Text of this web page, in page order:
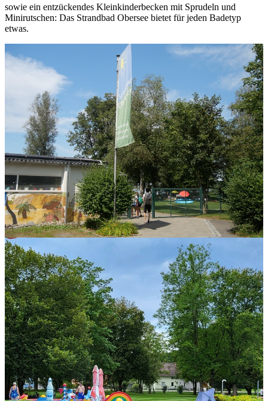
sowie ein entzückendes Kleinkinderbecken mit Sprudeln und
Minirutschen: Das Strandbad Obersee bietet für jeden Badetyp
etwas.